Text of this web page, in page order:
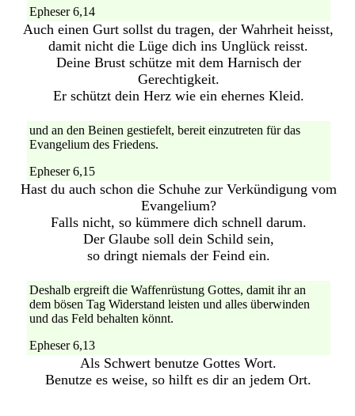
Epheser 6,14
Auch einen Gurt sollst du tragen, der Wahrheit heisst,
damit nicht die Lüge dich ins Unglück reisst.
Deine Brust schütze mit dem Harnisch der
Gerechtigkeit.
Er schützt dein Herz wie ein ehernes Kleid.
und an den Beinen gestiefelt, bereit einzutreten für das
Evangelium des Friedens.
Epheser 6,15
Hast du auch schon die Schuhe zur Verkündigung vom
Evangelium?
Falls nicht, so kümmere dich schnell darum.
Der Glaube soll dein Schild sein,
so dringt niemals der Feind ein.
Deshalb ergreift die Waffenrüstung Gottes, damit ihr an
dem bösen Tag Widerstand leisten und alles überwinden
und das Feld behalten könnt.
Epheser 6,13
Als Schwert benutze Gottes Wort.
Benutze es weise, so hilft es dir an jedem Ort.